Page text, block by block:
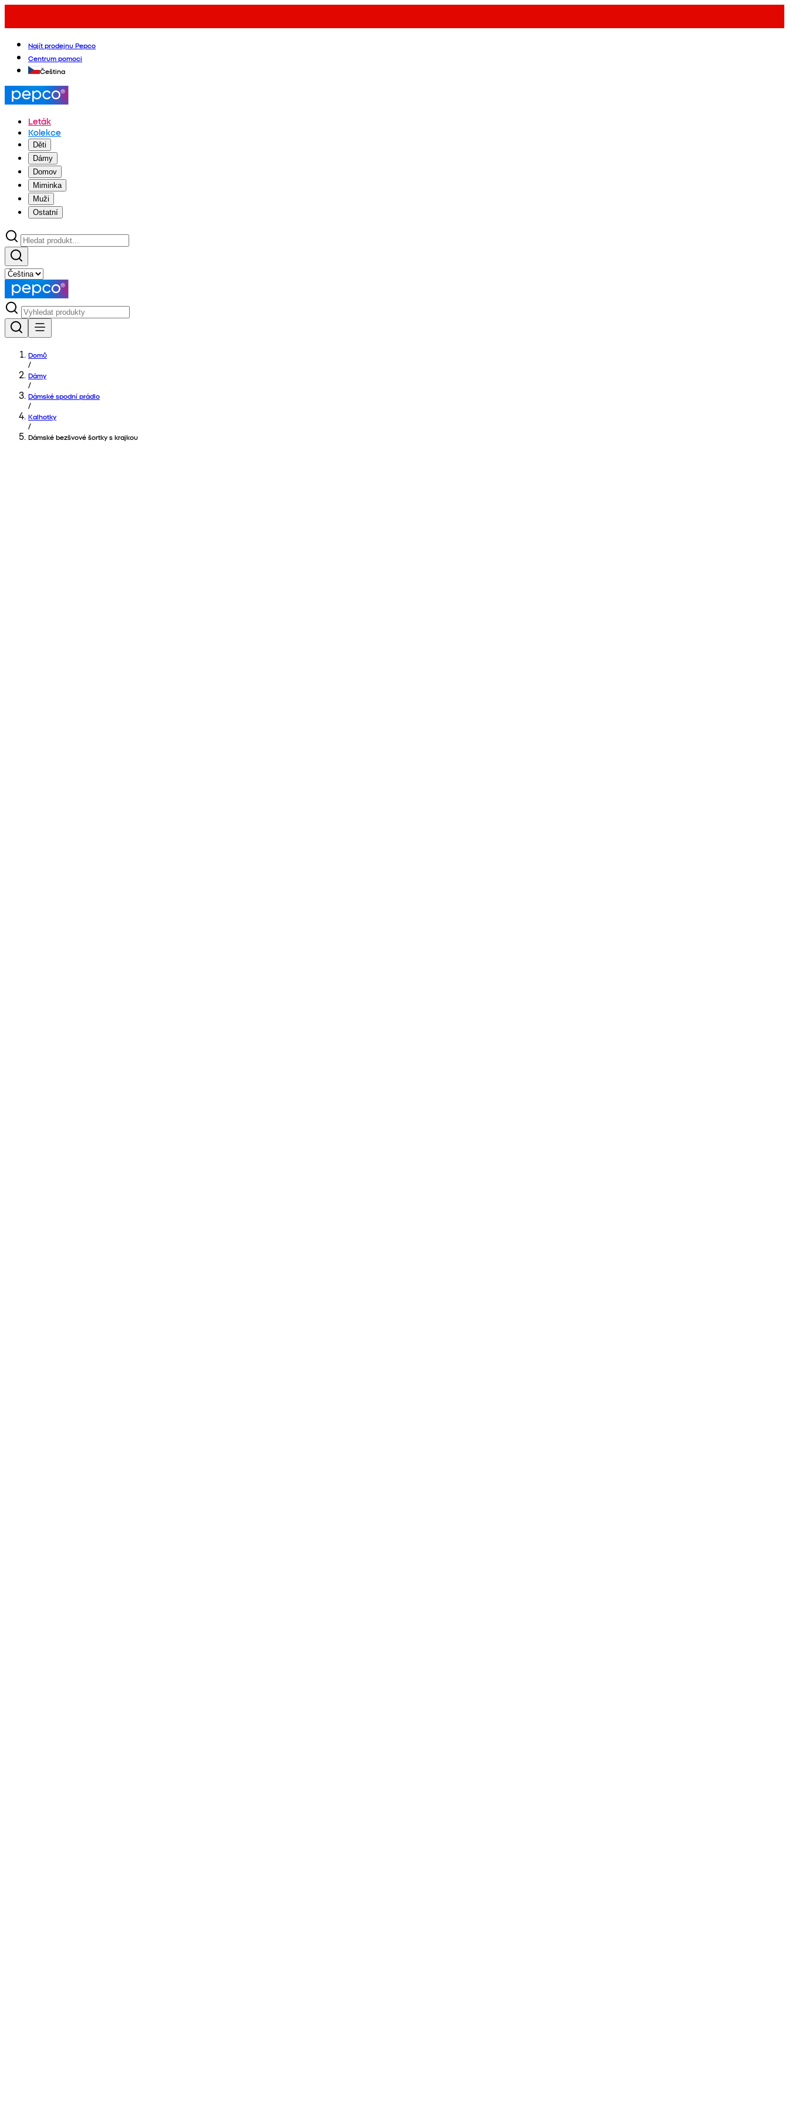
Najít prodejnu Pepco
Centrum pomoci
Čeština
Leták
Kolekce
Děti
Dámy
Domov
Miminka
Muži
Ostatní
Domů
/
Dámy
/
Dámské spodní prádlo
/
Kalhotky
/
Dámské bezšvové šortky s krajkou